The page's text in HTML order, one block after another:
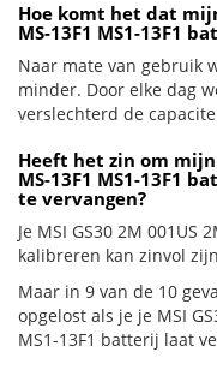
Hoe komt het dat mijn
MS-13F1 MS1-13F1
Naar mate van gebruik
minder. Door elke dag
verslechterd de
Heeft het zin om mijn
MS-13F1 MS1-13F1
te vervangen?
Je MSI GS30 2M 001US
kalibreren kan zinvol
Maar in 9 van de 10
opgelost als je je MSI
MS1-13F1 batterij laat